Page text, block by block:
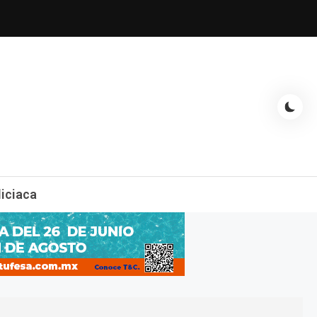
entrevistas con famosos, showbizz, podcast, chismes y